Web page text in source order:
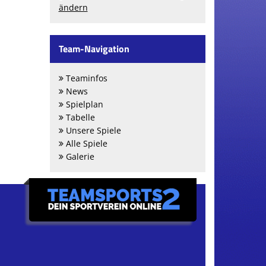
ändern
Team-Navigation
Teaminfos
News
Spielplan
Tabelle
Unsere Spiele
Alle Spiele
Galerie